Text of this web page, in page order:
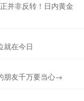
并非反转！日内黄金
就在今日
朋友千万要当心→